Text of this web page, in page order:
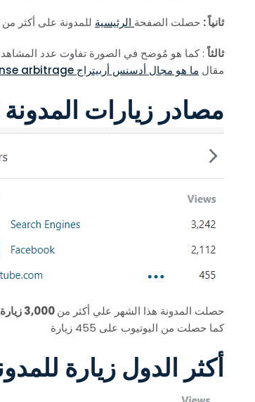
ثانياً : حصلت الصفحة الرئيسية للمدونة على أكثر من
ثالثاً: كما هو مُوضح في الصورة تفاوت عدد
مقال ما هو مجال أدسنس أربيتراج Adsense arbitrage ؟ وهل هو مربح ؟
مصادر زيارات المدونة
حصلت المدونة هذا الشهر علي أكثر من
كما حصلت من اليوتيوب على 455 زيارة
أكثر الدول زيارة